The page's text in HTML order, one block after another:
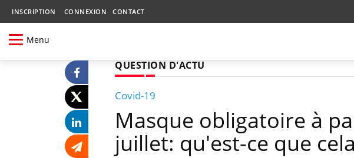
INSCRIPTION CONNEXION CONTACT
Menu
QUESTION D'ACTU
Covid-19
Masque obligatoire à
juillet: qu'est-ce que